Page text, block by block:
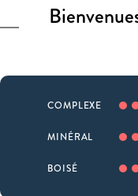
COMPLEXE
MINÉRAL
BOISÉ